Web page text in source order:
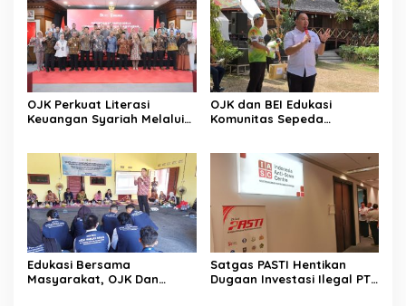
OJK Perkuat Literasi
Keuangan Syariah Melalui
OJK dan BEI Edukasi
Komunitas Sepeda
Edukasi Bersama
Masyarakat, OJK Dan
Satgas PASTI Hentikan
Dugaan Investasi Ilegal PT